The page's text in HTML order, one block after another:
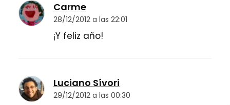
Carme
28/12/2012 a las 22:01
¡Y feliz año!
Luciano Sívori
29/12/2012 a las 00:30